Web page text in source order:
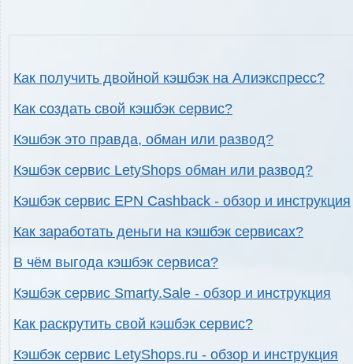
Как получить двойной кэшбэк на Алиэкспресс?
Как создать свой кэшбэк сервис?
Кэшбэк это правда, обман или развод?
Кэшбэк сервис LetyShops обман или развод?
Кэшбэк сервис EPN Cashback - обзор и инструкция
Как заработать деньги на кэшбэк сервисах?
В чём выгода кэшбэк сервиса?
Кэшбэк сервис Smarty.Sale - обзор и инструкция
Как раскрутить свой кэшбэк сервис?
Кэшбэк сервис LetyShops.ru - обзор и инструкция